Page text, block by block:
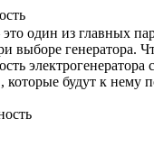
один из главных
выборе генератора.
электрогенератора
будут к нему